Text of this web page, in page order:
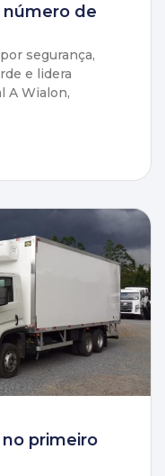
de
segurança,
e lidera
A Wialon,
primeiro